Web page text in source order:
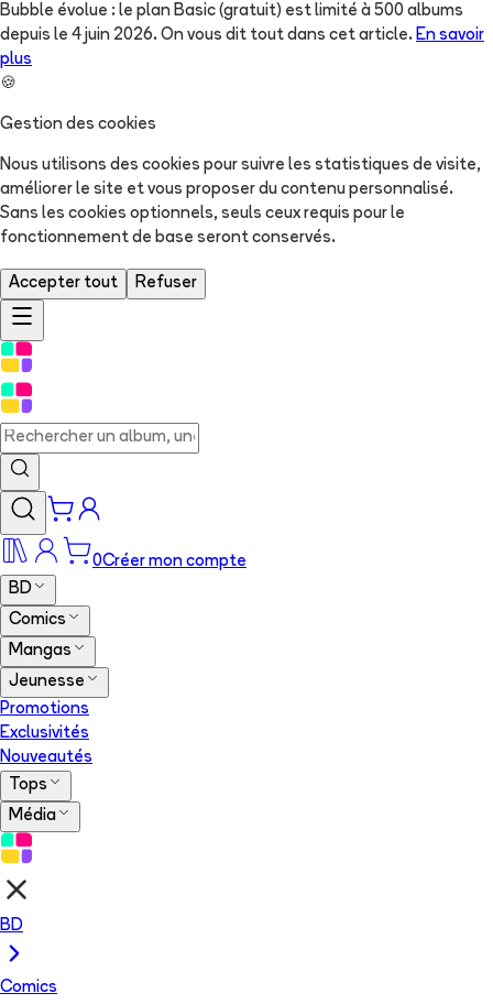
Bubble évolue : le plan Basic (gratuit) est limité à 500 albums
depuis le 4 juin 2026. On vous dit tout dans cet article. En savoir
plus
🍪
Gestion des cookies
Nous utilisons des cookies pour suivre les statistiques de visite,
améliorer le site et vous proposer du contenu personnalisé.
Sans les cookies optionnels, seuls ceux requis pour le
fonctionnement de base seront conservés.
Accepter tout Refuser
0Créer mon compte
BD
Comics
Mangas
Jeunesse
Promotions
Exclusivités
Nouveautés
Tops
Média
BD
Comics